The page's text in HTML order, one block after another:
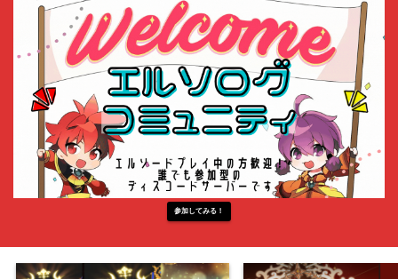
参加してみる！